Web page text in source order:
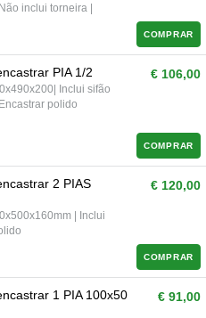
inclui torneira |
COMPRAR
PIA 1/2
Inclui sifão
polido
€ 106,00
COMPRAR
2 PIAS
| Inclui
€ 120,00
COMPRAR
1 PIA 100x50
€ 91,00